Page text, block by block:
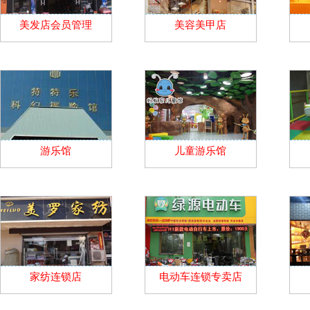
美发店会员管理 美容美甲店
游乐馆 儿童游乐馆
家纺连锁店 电动车连锁专卖店